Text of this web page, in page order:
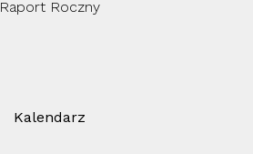
Raport Roczny
Kalendarz